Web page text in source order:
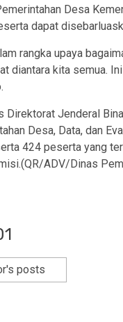
Desa
dapat
rangka upaya
diantara kita semua.
Direktorat Jenderal
Desa, Data, dan
424 peserta yang
ADV/Dinas
posts